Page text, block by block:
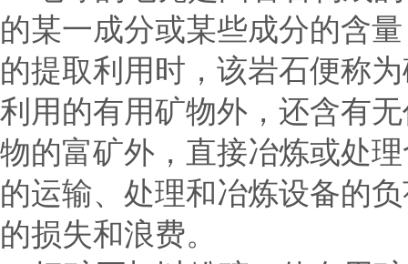
的某一成分或某些成分的含
的提取利用时，该岩石便称
利用的有用矿物外，还含有
物的富矿外，直接冶炼或处
的运输、处理和冶炼设备的
的损失和浪费。